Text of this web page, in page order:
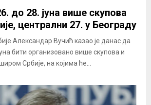
до 28. јуна више скупова
централни 27. у Београду
Александар Вучић казао је данас да
бити организовано више скупова и
Србије, на којима ће...